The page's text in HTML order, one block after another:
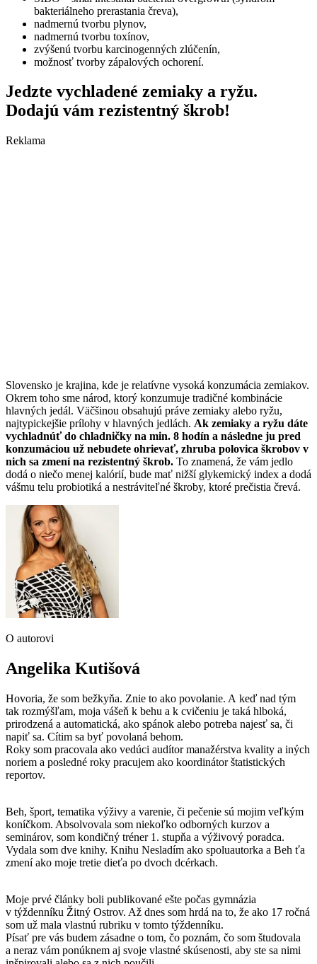
bakteriálneho prerastania čreva),
nadmernú tvorbu plynov,
nadmernú tvorbu toxínov,
zvýšenú tvorbu karcinogenných zlúčenín,
možnosť tvorby zápalových ochorení.
Jedzte vychladené zemiaky a ryžu.
Dodajú vám rezistentný škrob!
Reklama
Slovensko je krajina, kde je relatívne vysoká konzumácia zemiakov.
Okrem toho sme národ, ktorý konzumuje tradičné kombinácie
hlavných jedál. Väčšinou obsahujú práve zemiaky alebo ryžu,
najtypickejšie prílohy v hlavných jedlách. Ak zemiaky a ryžu dáte
vychladnúť do chladničky na min. 8 hodín a následne ju pred
konzumáciou už nebudete ohrievať, zhruba polovica škrobov v
nich sa zmení na rezistentný škrob. To znamená, že vám jedlo
dodá o niečo menej kalórií, bude mať nižší glykemický index a dodá
vášmu telu probiotiká a nestráviteľné škroby, ktoré prečistia črevá.
O autorovi
Angelika Kutišová
Hovoria, že som bežkyňa. Znie to ako povolanie. A keď nad tým
tak rozmýšľam, moja vášeň k behu a k cvičeniu je taká hlboká,
prirodzená a automatická, ako spánok alebo potreba najesť sa, či
napiť sa. Cítim sa byť povolaná behom.
Roky som pracovala ako vedúci audítor manažérstva kvality a iných
noriem a posledné roky pracujem ako koordinátor štatistických
reportov.
Beh, šport, tematika výživy a varenie, či pečenie sú mojim veľkým
koníčkom. Absolvovala som niekoľko odborných kurzov a
seminárov, som kondičný tréner 1. stupňa a výživový poradca.
Vydala som dve knihy. Knihu Nesladím ako spoluautorka a Beh ťa
zmení ako moje tretie dieťa po dvoch dcérkach.
Moje prvé články boli publikované ešte počas gymnázia
v týždenníku Žitný Ostrov. Až dnes som hrdá na to, že ako 17 ročná
som už mala vlastnú rubriku v tomto týždenníku.
Písať pre vás budem zásadne o tom, čo poznám, čo som študovala
a neraz vám ponúknem aj svoje vlastné skúsenosti, aby ste sa nimi